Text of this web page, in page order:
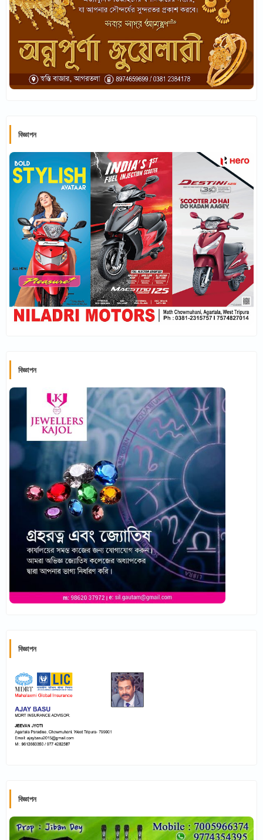
বিজ্ঞাপন
বিজ্ঞাপন
বিজ্ঞাপন
বিজ্ঞাপন